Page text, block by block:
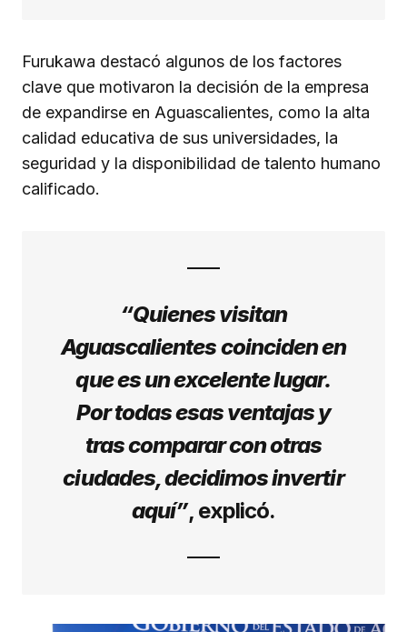
Furukawa destacó algunos de los factores
clave que motivaron la decisión de la empresa
de expandirse en Aguascalientes, como la alta
calidad educativa de sus universidades, la
seguridad y la disponibilidad de talento humano
calificado.
“Quienes visitan
Aguascalientes coinciden en
que es un excelente lugar.
Por todas esas ventajas y
tras comparar con otras
ciudades, decidimos invertir
aquí”, explicó.